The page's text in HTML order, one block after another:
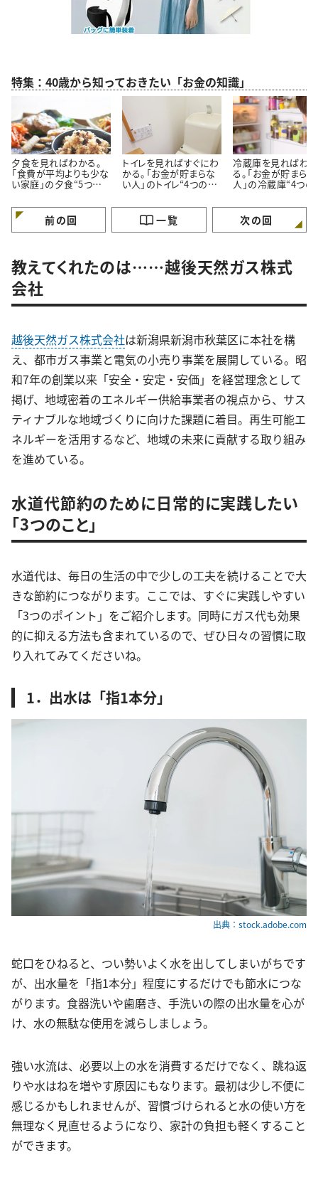
特集：40歳から知っておきたい「お金の知識」
夕食を見ればわかる。
「食費が平均よりも少な
い家庭」の夕食“5つの
トイレを見ればすぐにわ
かる。「お金が貯まらな
い人」のトイレ“4つの特
冷蔵庫を見ればわか
る。「お金が貯まら
人」の冷蔵庫“4つの
前の回 一覧 次の回
教えてくれたのは……越後天然ガス株式
会社
越後天然ガス株式会社は新潟県新潟市秋葉区に本社を構
え、都市ガス事業と電気の小売り事業を展開している。昭
和7年の創業以来「安全・安定・安価」を経営理念として
掲げ、地域密着のエネルギー供給事業者の視点から、サス
ティナブルな地域づくりに向けた課題に着目。再生可能エ
ネルギーを活用するなど、地域の未来に貢献する取り組み
を進めている。
水道代節約のために日常的に実践したい
「3つのこと」
水道代は、毎日の生活の中で少しの工夫を続けることで大
きな節約につながります。ここでは、すぐに実践しやすい
「3つのポイント」をご紹介します。同時にガス代も効果
的に抑える方法も含まれているので、ぜひ日々の習慣に取
り入れてみてくださいね。
1．出水は「指1本分」
出典：stock.adobe.com
蛇口をひねると、つい勢いよく水を出してしまいがちです
が、出水量を「指1本分」程度にするだけでも節水につな
がります。食器洗いや歯磨き、手洗いの際の出水量を心が
け、水の無駄な使用を減らしましょう。
強い水流は、必要以上の水を消費するだけでなく、跳ね返
りや水はねを増やす原因にもなります。最初は少し不便に
感じるかもしれませんが、習慣づけられると水の使い方を
無理なく見直せるようになり、家計の負担も軽くすること
ができます。